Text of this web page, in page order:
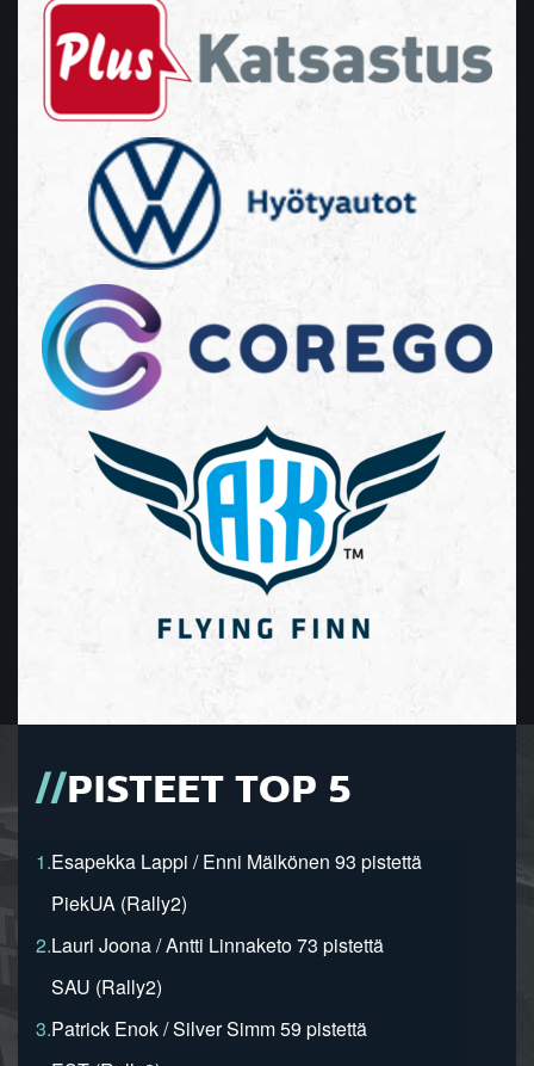
PISTEET TOP 5
1.Esapekka Lappi / Enni Mälkönen 93 pistettä
PiekUA (Rally2)
2.Lauri Joona / Antti Linnaketo 73 pistettä
SAU (Rally2)
3.Patrick Enok / Silver Simm 59 pistettä